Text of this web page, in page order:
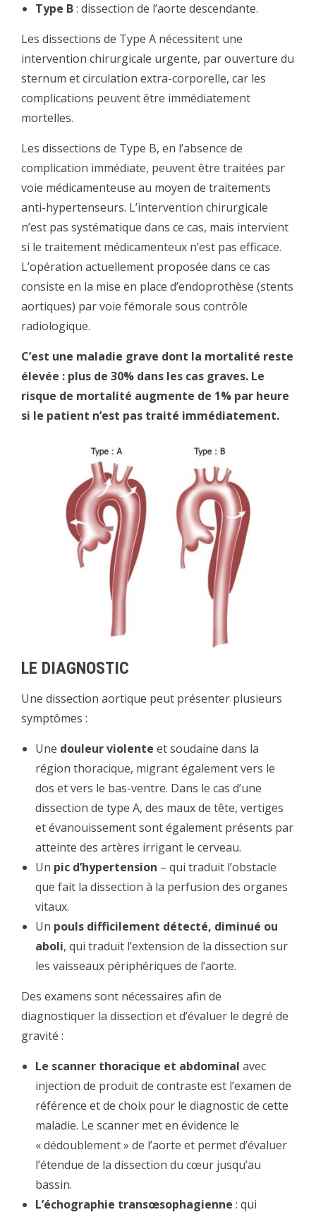
Type B: dissection de l’aorte descendante.
Les dissections de Type A nécessitent une
intervention chirurgicale urgente, par ouverture du
sternum et circulation extra-corporelle, car les
complications peuvent être immédiatement
mortelles.
Les dissections de Type B, en l’absence de
complication immédiate, peuvent être traitées par
voie médicamenteuse au moyen de traitements
anti-hypertenseurs. L’intervention chirurgicale
n’est pas systématique dans ce cas, mais intervient
si le traitement médicamenteux n’est pas efficace.
L’opération actuellement proposée dans ce cas
consiste en la mise en place d’endoprothèse (stents
aortiques) par voie fémorale sous contrôle
radiologique.
C’est une maladie grave dont la mortalité reste
élevée : plus de 30% dans les cas graves. Le
risque de mortalité augmente de 1% par heure
si le patient n’est pas traité immédiatement.
LE DIAGNOSTIC
Une dissection aortique peut présenter plusieurs
symptômes :
Une douleur violente et soudaine dans la
région thoracique, migrant également vers le
dos et vers le bas-ventre. Dans le cas d’une
dissection de type A, des maux de tête, vertiges
et évanouissement sont également présents par
atteinte des artères irrigant le cerveau.
Un pic d’hypertension – qui traduit l’obstacle
que fait la dissection à la perfusion des organes
vitaux.
Un pouls difficilement détecté, diminué ou
aboli, qui traduit l’extension de la dissection sur
les vaisseaux périphériques de l’aorte.
Des examens sont nécessaires afin de
diagnostiquer la dissection et d’évaluer le degré de
gravité :
Le scanner thoracique et abdominal avec
injection de produit de contraste est l’examen de
référence et de choix pour le diagnostic de cette
maladie. Le scanner met en évidence le
« dédoublement » de l’aorte et permet d’évaluer
l’étendue de la dissection du cœur jusqu’au
bassin.
L’échographie transœsophagienne : qui